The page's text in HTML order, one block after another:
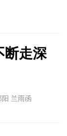
断走深
兰雨函